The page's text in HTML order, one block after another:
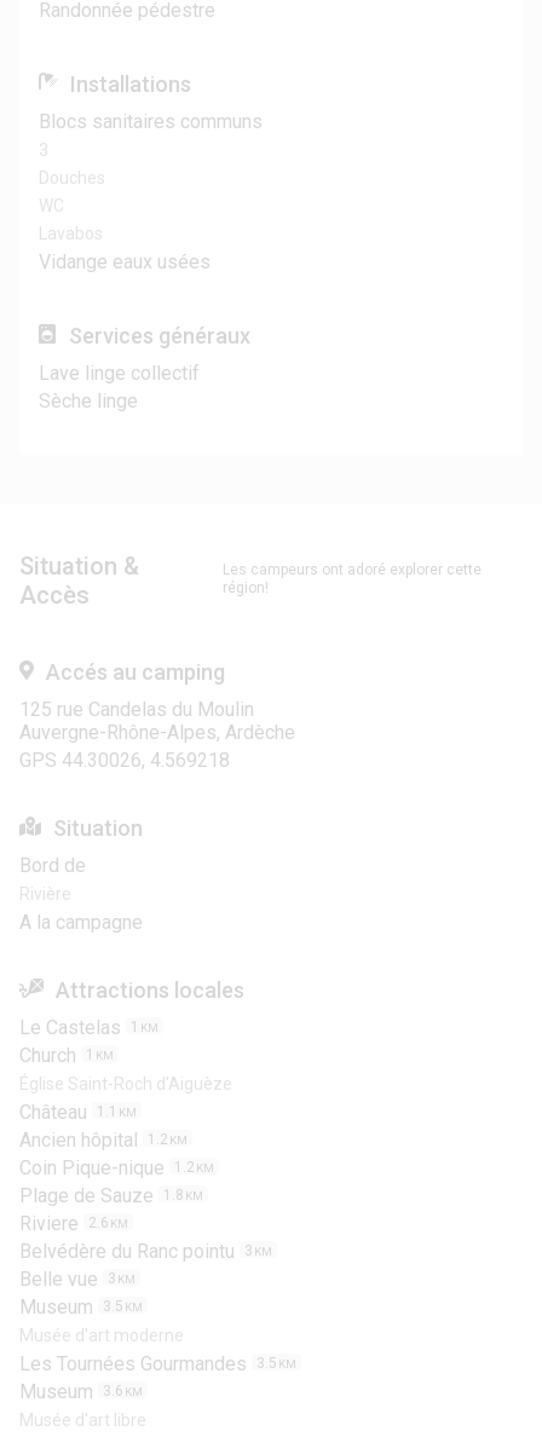
Randonnée pédestre
Installations
Blocs sanitaires communs
3
Douches
WC
Lavabos
Vidange eaux usées
Services généraux
Lave linge collectif
Sèche linge
Situation &
Accès
Les campeurs ont adoré explorer cette
région!
Accés au camping
125 rue Candelas du Moulin
Auvergne-Rhône-Alpes, Ardèche
GPS 44.30026, 4.569218
Situation
Bord de
Rivière
A la campagne
Attractions locales
Le Castelas 1 KM
Church 1 KM
Église Saint-Roch d'Aiguèze
Château 1.1 KM
Ancien hôpital 1.2 KM
Coin Pique-nique 1.2 KM
Plage de Sauze 1.8 KM
Riviere 2.6 KM
Belvédère du Ranc pointu 3 KM
Belle vue 3 KM
Museum 3.5 KM
Musée d'art moderne
Les Tournées Gourmandes 3.5 KM
Museum 3.6 KM
Musée d'art libre